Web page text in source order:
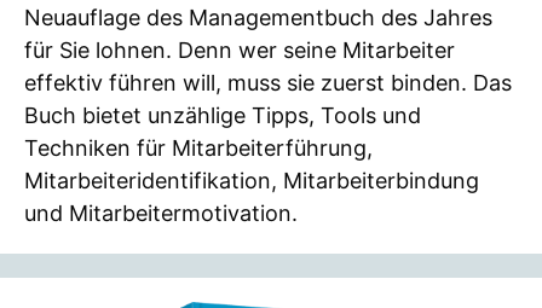
Neuauflage des Managementbuch des Jahres
für Sie lohnen. Denn wer seine Mitarbeiter
effektiv führen will, muss sie zuerst binden. Das
Buch bietet unzählige Tipps, Tools und
Techniken für Mitarbeiterführung,
Mitarbeiteridentifikation, Mitarbeiterbindung
und Mitarbeitermotivation.